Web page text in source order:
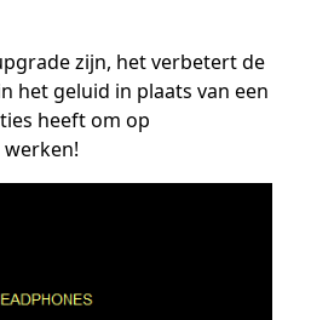
zijn, het verbetert de
het geluid in plaats van een
heeft om op